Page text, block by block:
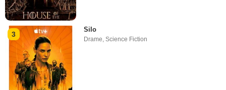
3
Silo
Drame ,Science Fiction